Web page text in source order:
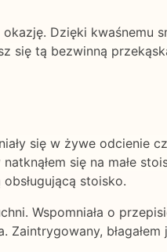
Dzięki kwaśnemu
się tą bezwinną
się w żywe odcienie
się na małe
stoisko.
Wspomniała o
błagałem